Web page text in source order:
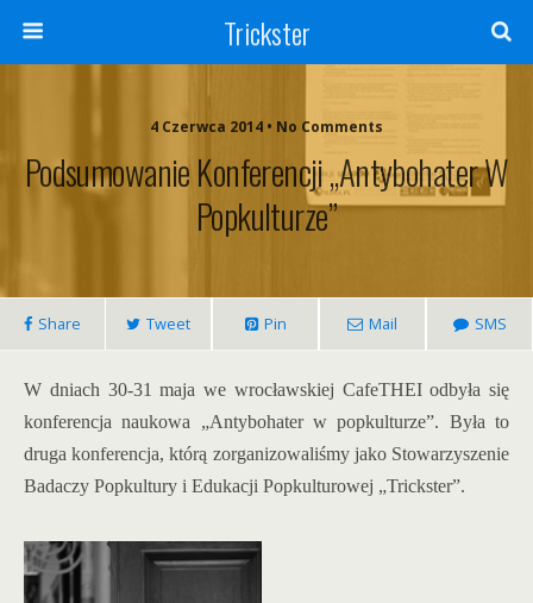
Trickster
4 Czerwca 2014 • No Comments
Podsumowanie Konferencji „Antybohater W
Popkulturze”
Share Tweet Pin Mail SMS
W dniach 30-31 maja we wrocławskiej CafeTHEI odbyła się
konferencja naukowa „Antybohater w popkulturze”. Była to
druga konferencja, którą zorganizowaliśmy jako Stowarzyszenie
Badaczy Popkultury i Edukacji Popkulturowej „Trickster”.